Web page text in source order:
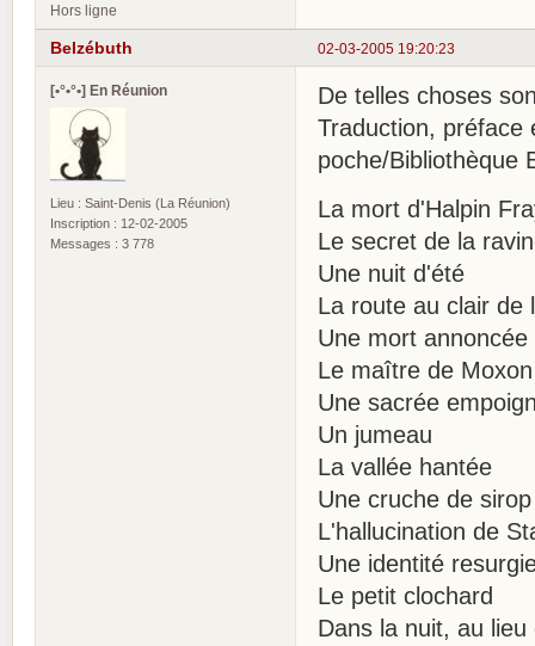
Hors ligne
02-03-2005 19:20:23
Belzébuth
[•°•°•] En Réunion
Lieu : Saint-Denis (La Réunion)
Inscription : 12-02-2005
Messages : 3 778
De telles choses
Traduction,
poche/Bibliothèque
La mort d'Halpin
Le secret de la
Une nuit d'été
La route au clair de
Une mort annoncée
Le maître de Moxon
Une sacrée
Un jumeau
La vallée hantée
Une cruche de sirop
L'hallucination de
Une identité
Le petit clochard
Dans la nuit, au